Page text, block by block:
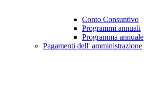
Conto Consuntivo
Programmi annuali
Programma annuale
Pagamenti dell' amministrazione